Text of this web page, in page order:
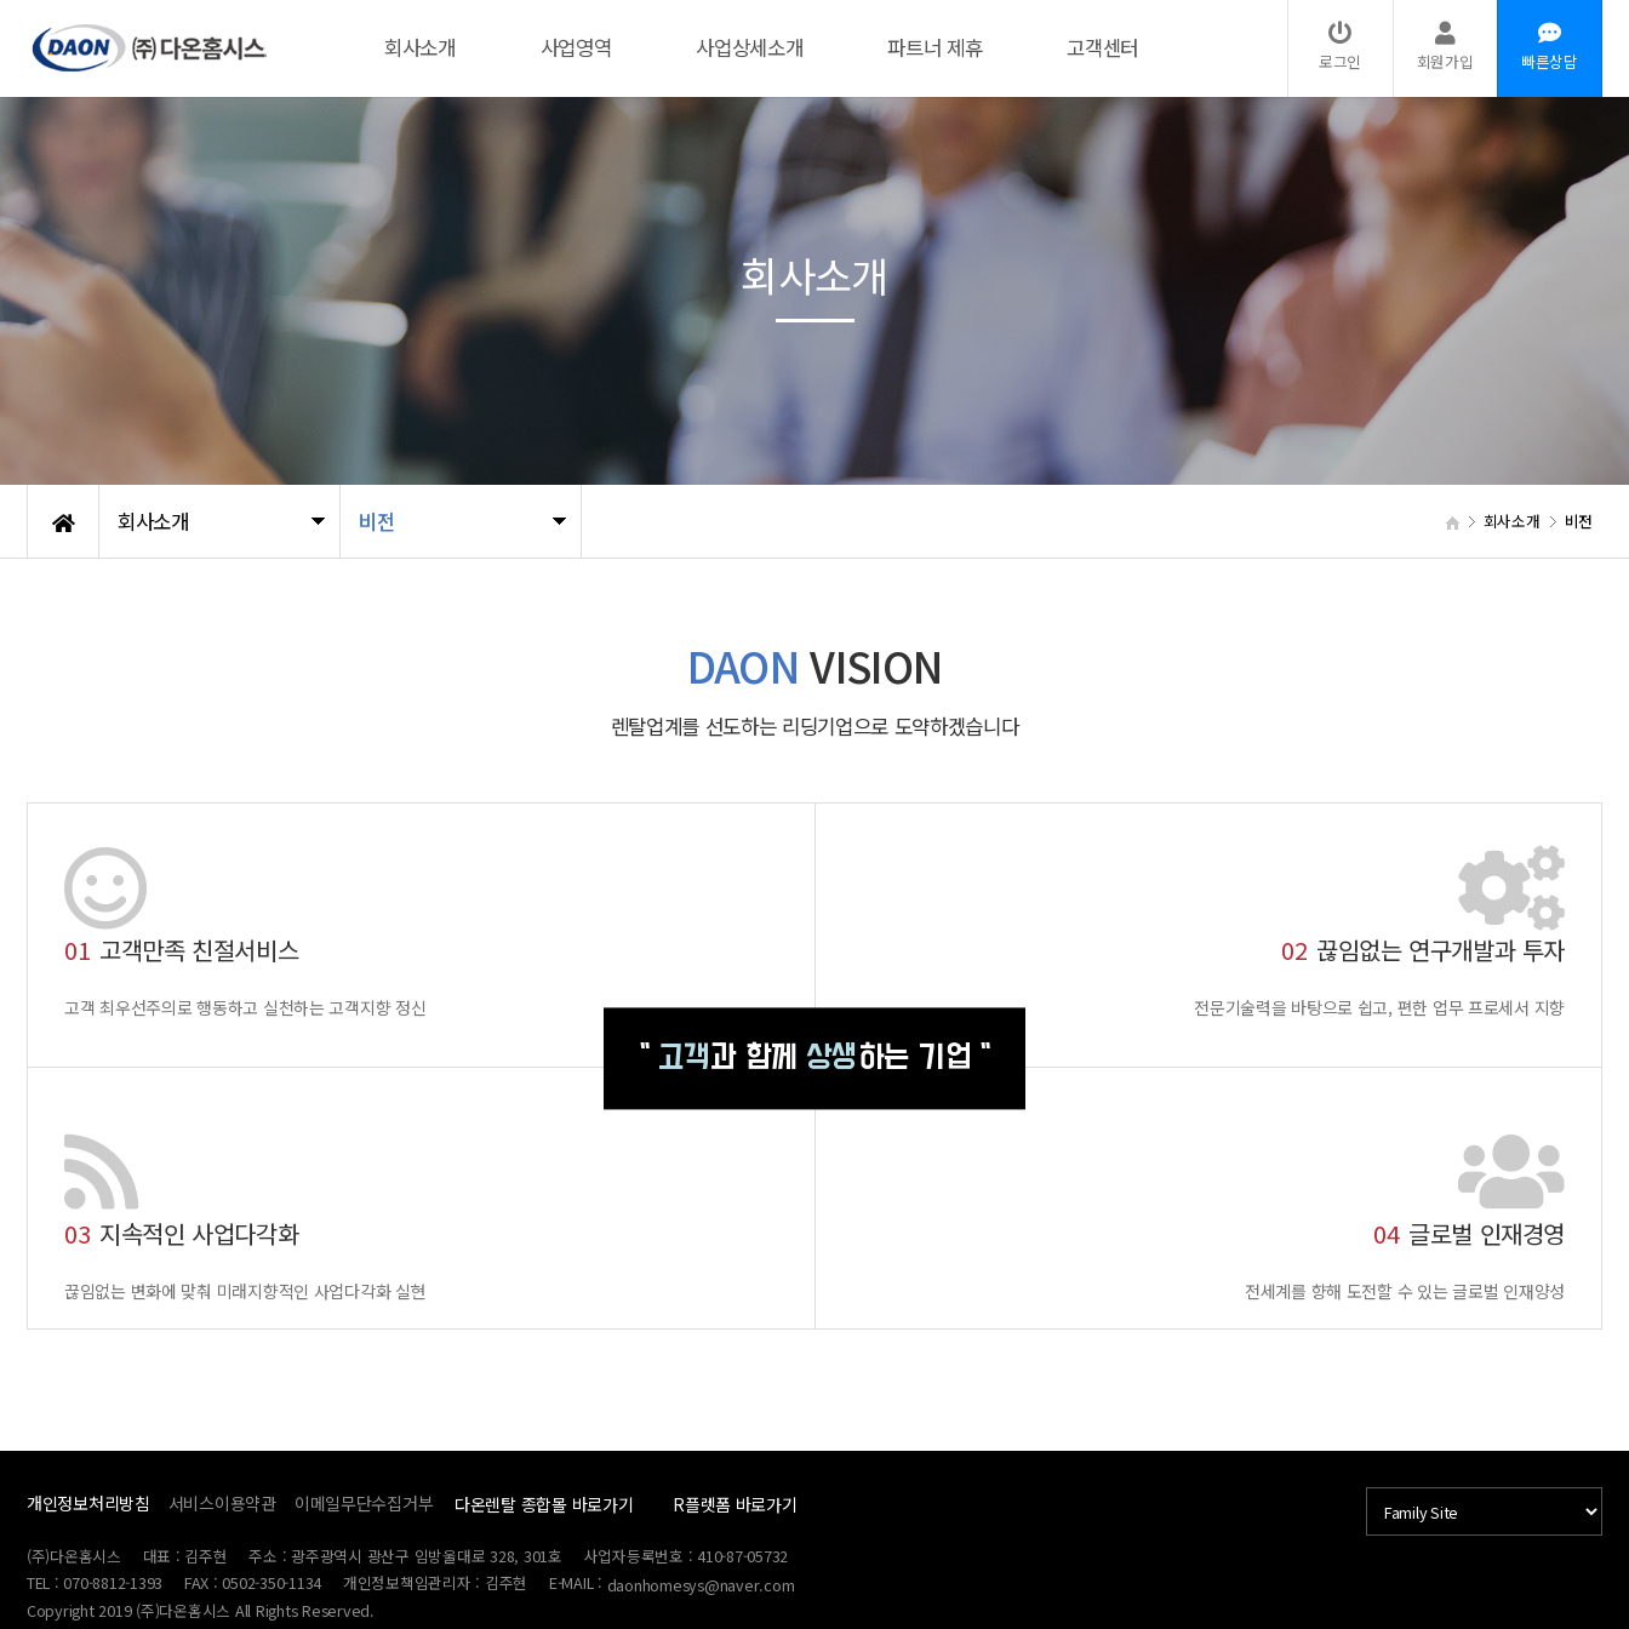
회사소개 사업영역 사업상세소개 파트너 제휴 고객센터 로그인 회원가입 빠른상담
회사소개 비전 회사소개 비전
회사소개
DAON VISION
렌탈업계를 선도하는 리딩기업으로 도약하겠습니다
" 고객과 함께 상생하는 기업 "
01 고객만족 친절서비스
고객 최우선주의로 행동하고 실천하는 고객지향 정신
02 끊임없는 연구개발과 투자
전문기술력을 바탕으로 쉽고, 편한 업무 프로세서 지향
03 지속적인 사업다각화
끊임없는 변화에 맞춰 미래지향적인 사업다각화 실현
04 글로벌 인재경영
전세계를 향해 도전할 수 있는 글로벌 인재양성
개인정보처리방침 서비스이용약관 이메일무단수집거부 다온렌탈 종합몰 바로가기 R플렛폼 바로가기
(주)다온홈시스 대표 : 김주현 주소 : 광주광역시 광산구 임방울대로 328, 301호
사업자등록번호 : 410-87-05732
TEL : 070-8812-1393
FAX : 0502-350-1134 개인정보책임관리자 : 김주현 E-MAIL : daonhomesys@naver.com
Copyright 2019 (주)다온홈시스 All Rights Reserved.